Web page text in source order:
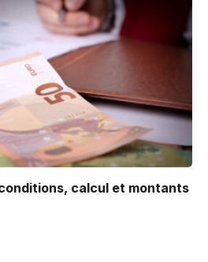
calcul et montants